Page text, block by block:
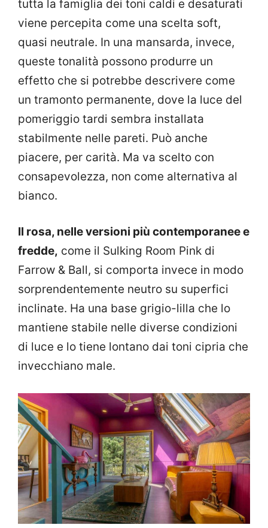
tutta la famiglia dei toni caldi e desaturati
viene percepita come una scelta soft,
quasi neutrale. In una mansarda, invece,
queste tonalità possono produrre un
effetto che si potrebbe descrivere come
un tramonto permanente, dove la luce del
pomeriggio tardi sembra installata
stabilmente nelle pareti. Può anche
piacere, per carità. Ma va scelto con
consapevolezza, non come alternativa al
bianco.
Il rosa, nelle versioni più contemporanee e
fredde, come il Sulking Room Pink di
Farrow & Ball, si comporta invece in modo
sorprendentemente neutro su superfici
inclinate. Ha una base grigio-lilla che lo
mantiene stabile nelle diverse condizioni
di luce e lo tiene lontano dai toni cipria che
invecchiano male.